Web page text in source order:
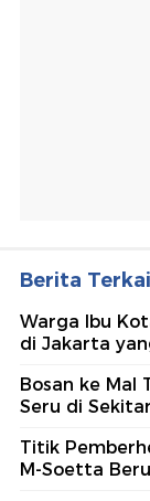
Berita
Warga Ibu
di Jakarta
Bosan ke Mal
Seru di
Titik
M-Soetta